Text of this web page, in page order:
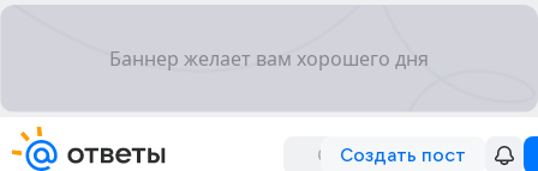
Создать пост